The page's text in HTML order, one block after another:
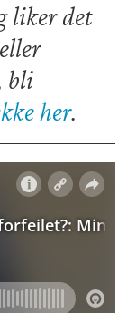
liker det
bli
her.